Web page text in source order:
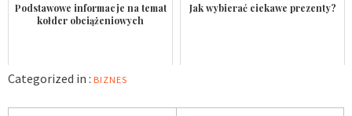
Podstawowe informacje na temat
kołder obciążeniowych
Jak wybierać ciekawe prezenty?
Categorized in : BIZNES